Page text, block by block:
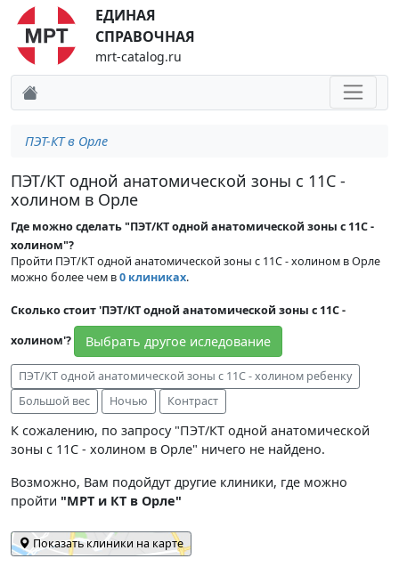
ЕДИНАЯ
СПРАВОЧНАЯ
mrt-catalog.ru
ПЭТ-КТ в Орле
ПЭТ/КТ одной анатомической зоны с 11С -
холином в Орле
Где можно сделать "ПЭТ/КТ одной анатомической зоны с 11С -
холином"?
Пройти ПЭТ/КТ одной анатомической зоны с 11С - холином в Орле
можно более чем в0 клиниках.
Сколько стоит 'ПЭТ/КТ одной анатомической зоны с 11С -
холином'? Выбрать другое иследование
ПЭТ/КТ одной анатомической зоны с 11С - холином ребенку
Большой вес
Ночью Контраст
К сожалению, по запросу "ПЭТ/КТ одной анатомической
зоны с 11С - холином в Орле" ничего не найдено.
Возможно, Вам подойдут другие клиники, где можно
пройти "МРТ и КТ в Орле"
Показать клиники на карте